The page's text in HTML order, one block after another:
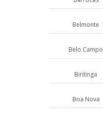
Belmonte
Belo Campo
Biritinga
Boa Nova